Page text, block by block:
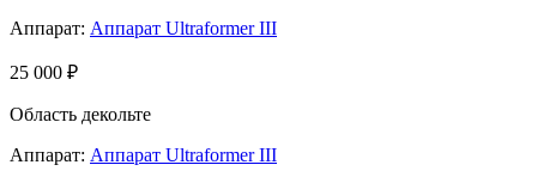
Аппарат: Аппарат Ultraformer III
25 000 ₽
Область декольте
Аппарат: Аппарат Ultraformer III